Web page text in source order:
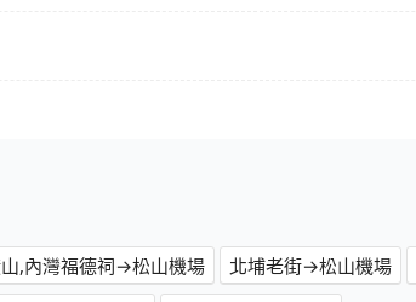
,內灣福德祠→松山機場 北埔老街→松山機場